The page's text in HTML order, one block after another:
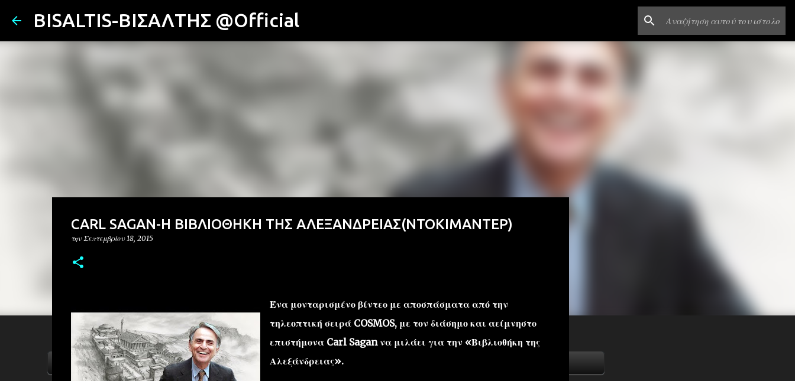
BISALTIS-ΒΙΣΑΛΤΗΣ @Official
ΑΡΧΙΚΗ YOUTUBE FACEBOOK ''ΜΑΓΕΜΕΝΕΣ'' /PROJECT
CARL SAGAN-Η ΒΙΒΛΙΟΘΗΚΗ ΤΗΣ ΑΛΕΞΑΝΔΡΕΙΑΣ(ΝΤΟΚΙΜΑΝΤΕΡ)
την Σεπτεμβρίου 18, 2015
Ένα μονταρισμένο βίντεο με αποσπάσματα από την
τηλεοπτική σειρά COSMOS, με τον διάσημο και αείμνηστο
επιστήμονα Carl Sagan να μιλάει για την «Βιβλιοθήκη της
Αλεξάνδρειας».